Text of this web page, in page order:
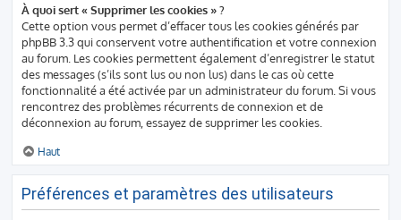
À quoi sert « Supprimer les cookies » ?
Cette option vous permet d’effacer tous les cookies générés par
phpBB 3.3 qui conservent votre authentification et votre connexion
au forum. Les cookies permettent également d’enregistrer le statut
des messages (s’ils sont lus ou non lus) dans le cas où cette
fonctionnalité a été activée par un administrateur du forum. Si vous
rencontrez des problèmes récurrents de connexion et de
déconnexion au forum, essayez de supprimer les cookies.
Haut
Préférences et paramètres des utilisateurs